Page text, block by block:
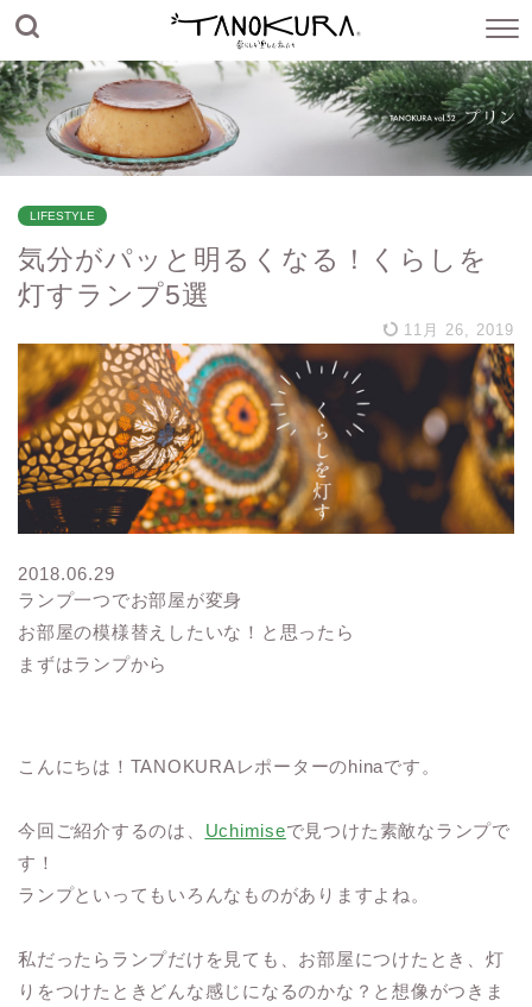
LIFESTYLE
気分がパッと明るくなる！くらしを
灯すランプ5選
11月 26, 2019
2018.06.29
ランプ一つでお部屋が変身
お部屋の模様替えしたいな！と思ったら
まずはランプから
こんにちは！TANOKURAレポーターのhinaです。
今回ご紹介するのは、 Uchimiseで見つけた素敵なランプで
す！
ランプといってもいろんなものがありますよね。
私だったらランプだけを見ても、お部屋につけたとき、灯
りをつけたときどんな感じになるのかな？と想像がつきま